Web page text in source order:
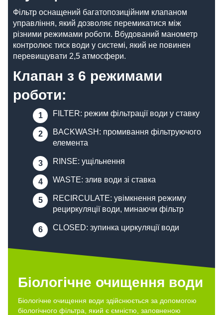
Фільтр оснащений багатопозиційним клапаном
управління, який дозволяє перемикатися між
різними режимами роботи. Вбудований манометр
контролює тиск води у системі, який не повинен
перевищувати 2,5 атмосфери.
Клапан з 6 режимами
роботи:
FILTER: режим фільтрації води у ставку
BACKWASH: промивання фільтруючого
елемента
RINSE: ущільнення
WASTE: злив води зі ставка
RECIRCULATE: увімкнення режиму
рециркуляції води, минаючи фільтр
CLOSED: зупинка циркуляції води
Біологічне очищення води
Біологічне очищення води здійснюється за допомогою
біологічного фільтра, який є ємністю, заповненою